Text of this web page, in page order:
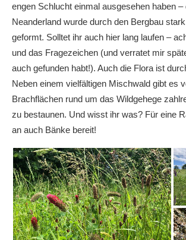
engen Schlucht einmal ausgesehen haben –
Neanderland wurde durch den Bergbau
geformt. Solltet ihr auch hier lang laufen –
und das Fragezeichen (und verratet mir
auch gefunden habt!). Auch die Flora ist
Neben einem vielfältigen Mischwald gibt es
Brachflächen rund um das Wildgehege
zu bestaunen. Und wisst ihr was? Für eine
an auch Bänke bereit!